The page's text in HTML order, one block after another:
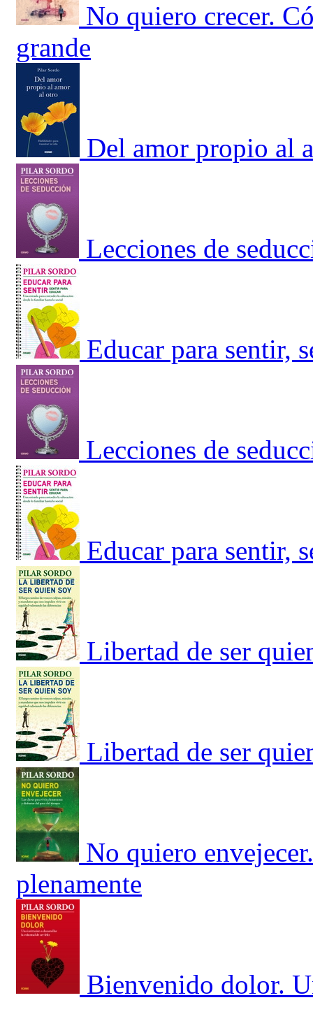
No quiero crecer.
grande
Del amor propio al
Lecciones de
Educar para sentir,
Lecciones de
Educar para sentir,
Libertad de ser
Libertad de ser
No quiero
plenamente
Bienvenido dolor.